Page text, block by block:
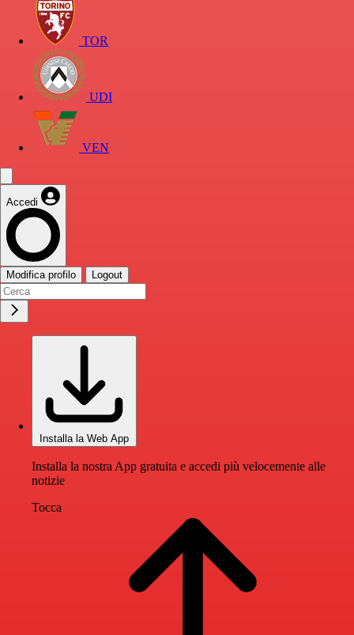
TOR
UDI
VEN
Accedi
Modifica profilo Logout
Installa la Web App
Installa la nostra App gratuita e accedi più velocemente alle
notizie
Tocca